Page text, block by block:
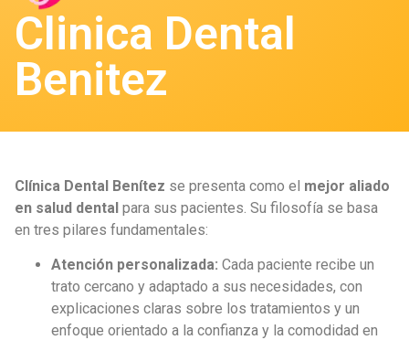
Clinica Dental
Benitez
Clínica Dental Benítez se presenta como el mejor aliado
en salud dental para sus pacientes. Su filosofía se basa
en tres pilares fundamentales:
Atención personalizada: Cada paciente recibe un
trato cercano y adaptado a sus necesidades, con
explicaciones claras sobre los tratamientos y un
enfoque orientado a la confianza y la comodidad en